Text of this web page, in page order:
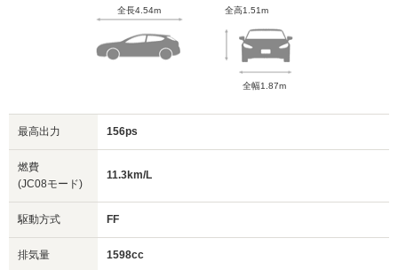
全長4.54m 全高1.51m
全幅1.87m
最高出力 156ps
燃費
(JC08モード)
11.3km/L
駆動方式 FF
排気量 1598cc